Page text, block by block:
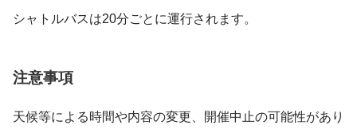
シャトルバスは20分ごとに運行されます。
注意事項
天候等による時間や内容の変更、開催中止の可能性があり